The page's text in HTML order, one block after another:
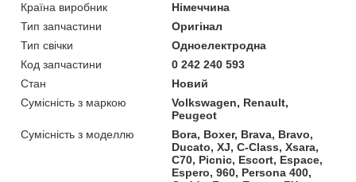
Країна виробник
Німеччина
Тип запчастини
Оригінал
Тип свічки
Одноелектродна
Код запчастини
0 242 240 593
Стан
Новий
Сумісність з маркою
Volkswagen, Renault,
Peugeot
Сумісність з моделлю
Bora, Boxer, Brava, Bravo,
Ducato, XJ, C-Class, Xsara,
C70, Picnic, Escort, Espace,
Espero, 960, Persona 400,